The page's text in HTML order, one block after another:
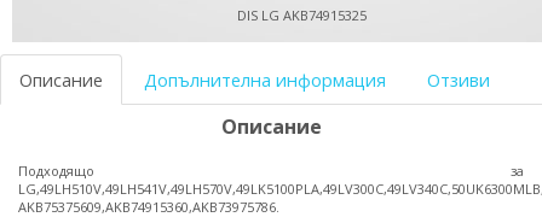
DIS LG AKB74915325
Описание Допълнителна информация Отзиви
Описание
Подходящо за
AKB75375609,AKB74915360,AKB73975786.